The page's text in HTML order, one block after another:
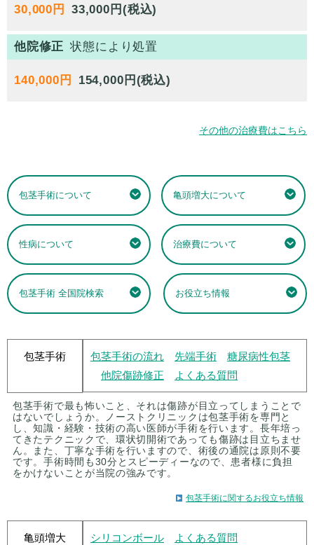
30,000円
他院修正 状態により処置
140,000円
その他の治療費はこちら
包茎手術について 亀頭増大について
性病について 治療費について
包茎手術 全国院検索 お役立ち情報
包茎手術 包茎手術の流れ 先端手術
糖尿病性包茎
他院傷跡修正
よくある質問
包茎手術で最も怖いこと、それは傷跡が目立ってしまうことで
はないでしょうか。ノーストクリニックは包茎手術を専門と
し、知識・経験・技術の高い医師が手術を行います。長年培っ
てきたテクニックで、環状切開術であっても傷跡は目立ちませ
ん。また、丁寧な手術を行いますので、術後の通院は原則不要
です。手術時間も30分とスピーディーなので、患者様に負担
をかけないことが当院の強みです。
包茎手術に関するお役立ち情報
亀頭増大 シリコンボール よくある質問